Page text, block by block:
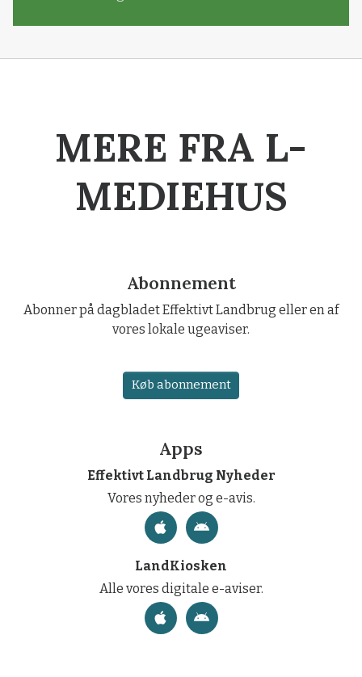
MERE FRA L-
MEDIEHUS
Abonnement
Abonner på dagbladet Effektivt Landbrug eller en af
vores lokale ugeaviser.
Køb abonnement
Apps
Effektivt Landbrug Nyheder
Vores nyheder og e-avis.
LandKiosken
Alle vores digitale e-aviser.